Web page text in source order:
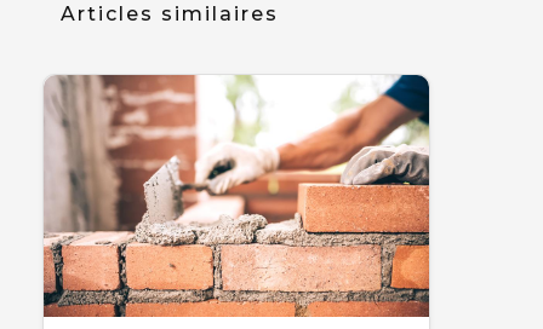
Articles similaires